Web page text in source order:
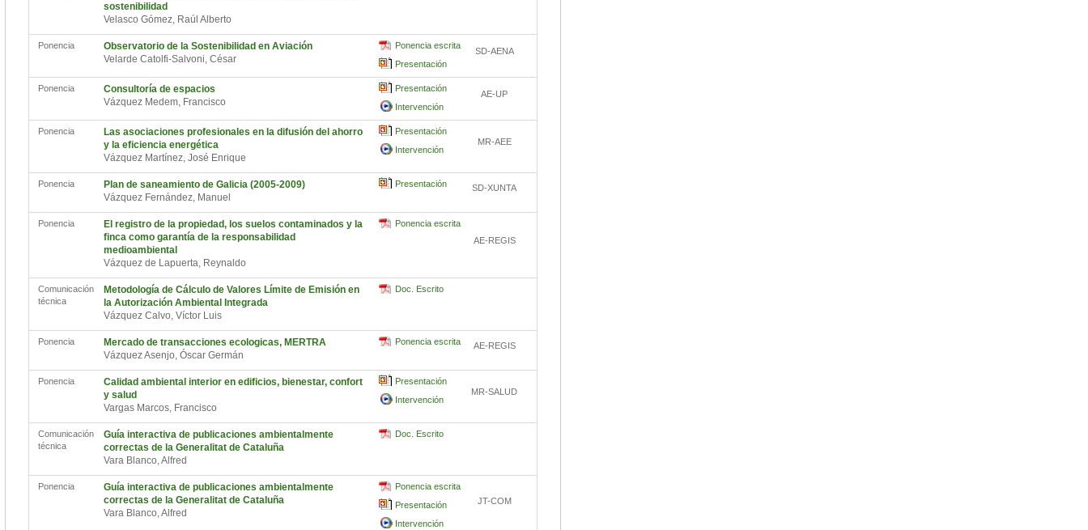
sostenibilidad
Velasco Gómez, Raúl Alberto
Ponencia
Observatorio de la Sostenibilidad en Aviación
Velarde Catolfi-Salvoni, César
Ponencia escrita
Presentación
SD-AENA
Ponencia
Consultoría de espacios
Vázquez Medem, Francisco
Presentación
Intervención
AE-UP
Ponencia
Las asociaciones profesionales en la difusión del ahorro
y la eficiencia energética
Vázquez Martínez, José Enrique
Presentación
Intervención
MR-AEE
Ponencia
Plan de saneamiento de Galicia (2005-2009)
Vázquez Fernández, Manuel
Presentación SD-XUNTA
Ponencia
El registro de la propiedad, los suelos contaminados y la
finca como garantía de la responsabilidad
medioambiental
Vázquez de Lapuerta, Reynaldo
Ponencia escrita
AE-REGIS
Comunicación
técnica
Metodología de Cálculo de Valores Límite de Emisión en
la Autorización Ambiental Integrada
Vázquez Calvo, Víctor Luis
Doc. Escrito
Ponencia
Mercado de transacciones ecologicas, MERTRA
Vázquez Asenjo, Óscar Germán
Ponencia escrita AE-REGIS
Ponencia
Calidad ambiental interior en edificios, bienestar, confort
y salud
Vargas Marcos, Francisco
Presentación
Intervención
MR-SALUD
Comunicación
técnica
Guía interactiva de publicaciones ambientalmente
correctas de la Generalitat de Cataluña
Vara Blanco, Alfred
Doc. Escrito
Ponencia
Guía interactiva de publicaciones ambientalmente
correctas de la Generalitat de Cataluña
Vara Blanco, Alfred
Ponencia escrita
Presentación
Intervención
JT-COM